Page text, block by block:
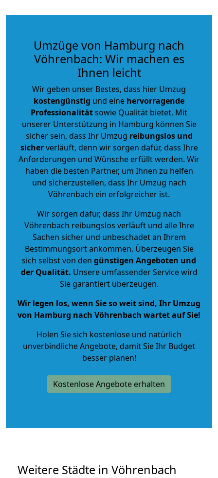
Umzüge von Hamburg nach
Vöhrenbach: Wir machen es
Ihnen leicht
Wir geben unser Bestes, dass hier Umzug
kostengünstig und eine hervorragende
Professionalitätsowie Qualität bietet. Mit
unserer Unterstützung in Hamburg können Sie
sicher sein, dass Ihr Umzug reibungslos und
sicherverläuft, denn wir sorgen dafür, dass Ihre
Anforderungen und Wünsche erfüllt werden. Wir
haben die besten Partner, um Ihnen zu helfen
und sicherzustellen, dass Ihr Umzug nach
Vöhrenbach ein erfolgreicher ist.
Wir sorgen dafür, dass Ihr Umzug nach
Vöhrenbach reibungslos verläuft und alle Ihre
Sachen sicher und unbeschadet an Ihrem
Bestimmungsort ankommen. Überzeugen Sie
sich selbst von den günstigen Angeboten und
der Qualität. Unsere umfassender Service wird
Sie garantiert überzeugen.
Wir legen los, wenn Sie so weit sind, Ihr Umzug
von Hamburg nach Vöhrenbach wartet auf Sie!
Holen Sie sich kostenlose und natürlich
unverbindliche Angebote, damit Sie Ihr Budget
besser planen!
Kostenlose Angebote erhalten
Weitere Städte in Vöhrenbach